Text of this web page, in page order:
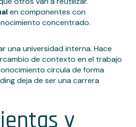
en componentes con
concentrado.
una universidad interna. Hace
de contexto en el trabajo
circula de forma
deja de ser una carrera
y